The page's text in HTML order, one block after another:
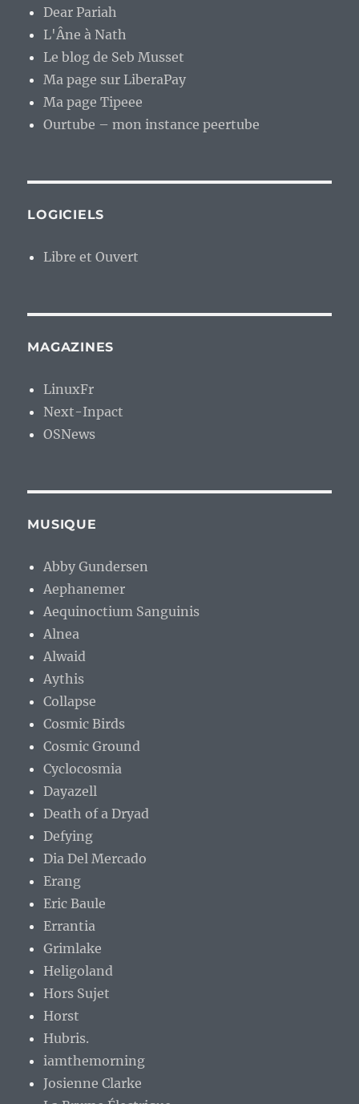
Dear Pariah
L'Âne à Nath
Le blog de Seb Musset
Ma page sur LiberaPay
Ma page Tipeee
Ourtube – mon instance peertube
LOGICIELS
Libre et Ouvert
MAGAZINES
LinuxFr
Next-Inpact
OSNews
MUSIQUE
Abby Gundersen
Aephanemer
Aequinoctium Sanguinis
Alnea
Alwaid
Aythis
Collapse
Cosmic Birds
Cosmic Ground
Cyclocosmia
Dayazell
Death of a Dryad
Defying
Dia Del Mercado
Erang
Eric Baule
Errantia
Grimlake
Heligoland
Hors Sujet
Horst
Hubris.
iamthemorning
Josienne Clarke